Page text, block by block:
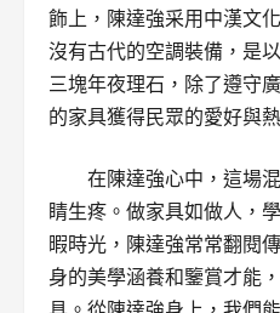
飾上，陳達強采用中漢文
沒有古代的空調裝備，是
三塊年夜理石，除了遵守
的家具獲得民眾的愛好與
在陳達強心中，這場
睛生疼。做家具如做人，
暇時光，陳達強常常翻閱
身的美學涵養和鑒賞才能